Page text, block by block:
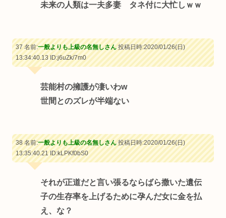
未来の人類は一夫多妻 タネ付に大忙しｗｗ
37 名前:一般よりも上級の名無しさん投稿日時:2020/01/26(日)
13:34:40.13ID:j6uZk/7m0
芸能村の擁護が凄いわw
世間とのズレが半端ない
38 名前:一般よりも上級の名無しさん投稿日時:2020/01/26(日)
13:35:40.21ID:kLPKf0bS0
それが正道だと言い張るならばら撒いた遺伝
子の生存率を上げるために孕んだ女に金を払
え、な？